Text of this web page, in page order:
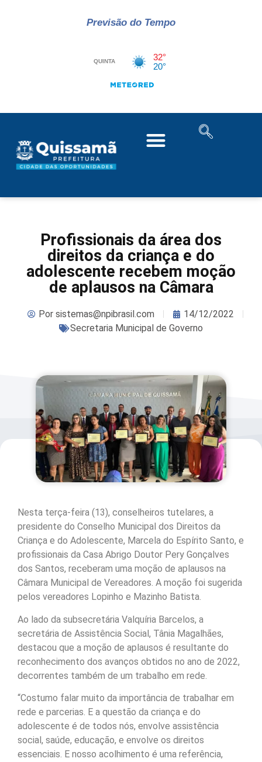
Previsão do Tempo
Profissionais da área dos
direitos da criança e do
adolescente recebem moção
de aplausos na Câmara
Por sistemas@npibrasil.com
14/12/2022
Secretaria Municipal de Governo
Nesta terça-feira (13), conselheiros tutelares, a
presidente do Conselho Municipal dos Direitos da
Criança e do Adolescente, Marcela do Espírito Santo, e
profissionais da Casa Abrigo Doutor Pery Gonçalves
dos Santos, receberam uma moção de aplausos na
Câmara Municipal de Vereadores. A moção foi sugerida
pelos vereadores Lopinho e Mazinho Batista.
Ao lado da subsecretária Valquíria Barcelos, a
secretária de Assistência Social, Tânia Magalhães,
destacou que a moção de aplausos é resultante do
reconhecimento dos avanços obtidos no ano de 2022,
decorrentes também de um trabalho em rede.
“Costumo falar muito da importância de trabalhar em
rede e parcerias. E a questão da criança e do
adolescente é de todos nós, envolve assistência
social, saúde, educação, e envolve os direitos
essenciais. E nosso acolhimento é uma referência,